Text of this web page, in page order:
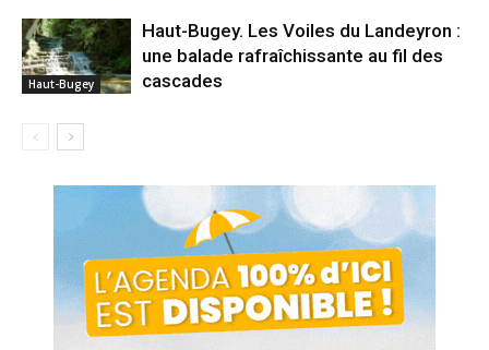
Haut-Bugey
Haut-Bugey. Les Voiles du Landeyron :
une balade rafraîchissante au fil des
cascades